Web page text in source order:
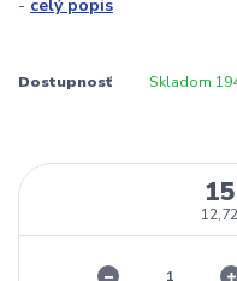
- celý popis
Dostupnosť Skladom